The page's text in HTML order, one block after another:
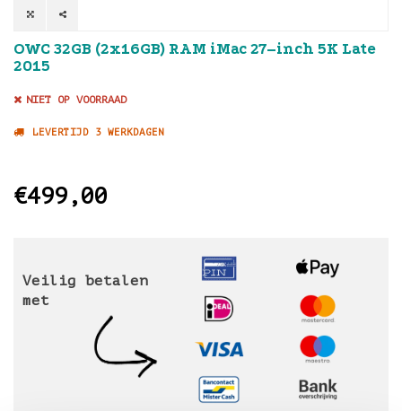
OWC 32GB (2x16GB) RAM iMac 27–inch 5K Late
2015
NIET OP VOORRAAD
LEVERTIJD 3 WERKDAGEN
€499,00
Veilig betalen
met